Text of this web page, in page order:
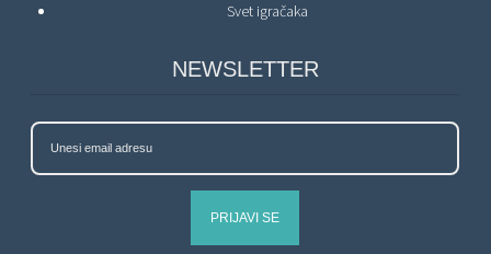
Svet igračaka
NEWSLETTER
PRIJAVI SE